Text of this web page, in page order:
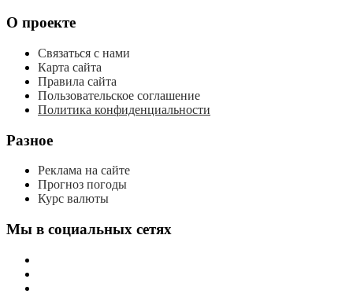
О проекте
Связаться с нами
Карта сайта
Правила сайта
Пользовательское соглашение
Политика конфиденциальности
Разное
Реклама на сайте
Прогноз погоды
Курс валюты
Мы в социальных сетях